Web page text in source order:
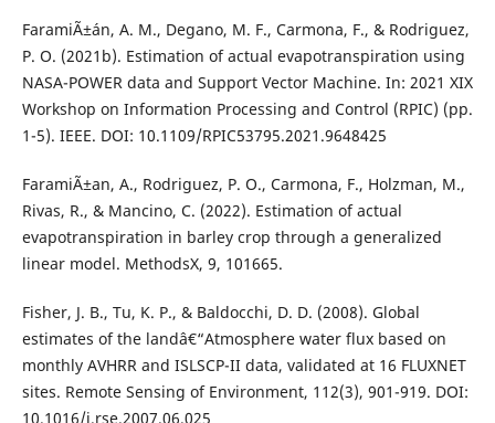
FaramiÃ±án, A. M., Degano, M. F., Carmona, F., & Rodriguez,
P. O. (2021b). Estimation of actual evapotranspiration using
NASA-POWER data and Support Vector Machine. In: 2021 XIX
Workshop on Information Processing and Control (RPIC) (pp.
1-5). IEEE. DOI: 10.1109/RPIC53795.2021.9648425
FaramiÃ±an, A., Rodriguez, P. O., Carmona, F., Holzman, M.,
Rivas, R., & Mancino, C. (2022). Estimation of actual
evapotranspiration in barley crop through a generalized
linear model. MethodsX, 9, 101665.
Fisher, J. B., Tu, K. P., & Baldocchi, D. D. (2008). Global
estimates of the landâ€“Atmosphere water flux based on
monthly AVHRR and ISLSCP-II data, validated at 16 FLUXNET
sites. Remote Sensing of Environment, 112(3), 901-919. DOI:
10.1016/j.rse.2007.06.025